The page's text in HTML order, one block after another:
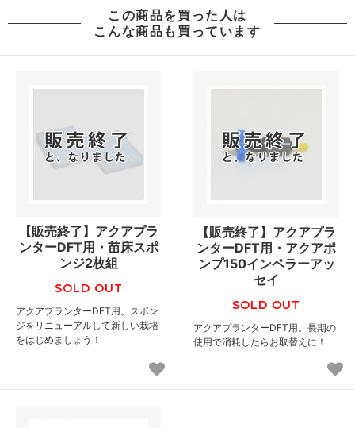
この商品を買った人は
こんな商品も買っています
【販売終了】アクアプラ
ンターDFT用・苗床スポ
ンジ2枚組
SOLD OUT
アクアプランターDFT用。スポン
ジをリニューアルして新しい栽培
をはじめましょう！
【販売終了】アクアプラ
ンターDFT用・アクアポ
ンプ150インペラーアッ
セイ
SOLD OUT
アクアプランターDFT用。長期の
使用で消耗したらお取替えに！